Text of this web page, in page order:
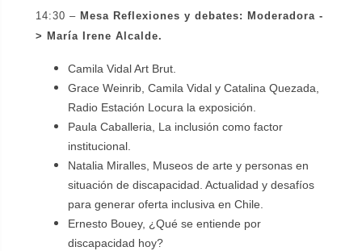
14:30 – Mesa Reflexiones y debates: Moderadora -
> María Irene Alcalde.
Camila Vidal Art Brut.
Grace Weinrib, Camila Vidal y Catalina Quezada,
Radio Estación Locura la exposición.
Paula Caballeria, La inclusión como factor
institucional.
Natalia Miralles, Museos de arte y personas en
situación de discapacidad. Actualidad y desafíos
para generar oferta inclusiva en Chile.
Ernesto Bouey, ¿Qué se entiende por
discapacidad hoy?